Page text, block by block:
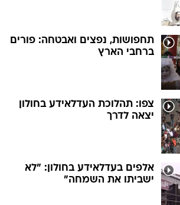
תחפושות, נפצים ואבטחה: פורים
ברחבי הארץ
צפו: תהלוכת העדלאידע בחולון
יצאה לדרך
אלפים בעדלאידע בחולון: "לא
ישביתו את השמחה"